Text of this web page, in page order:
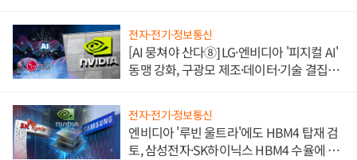
전자·전기·정보통신
[AI 뭉쳐야 산다⑧] LG·엔비디아 '피지컬 AI'
동맹 강화, 구광모 제조·데이터·기술 결집
전자·전기·정보통신
엔비디아 '루빈 울트라'에도 HBM4 탑재 검
토, 삼성전자·SK하이닉스 HBM4 수율에 주